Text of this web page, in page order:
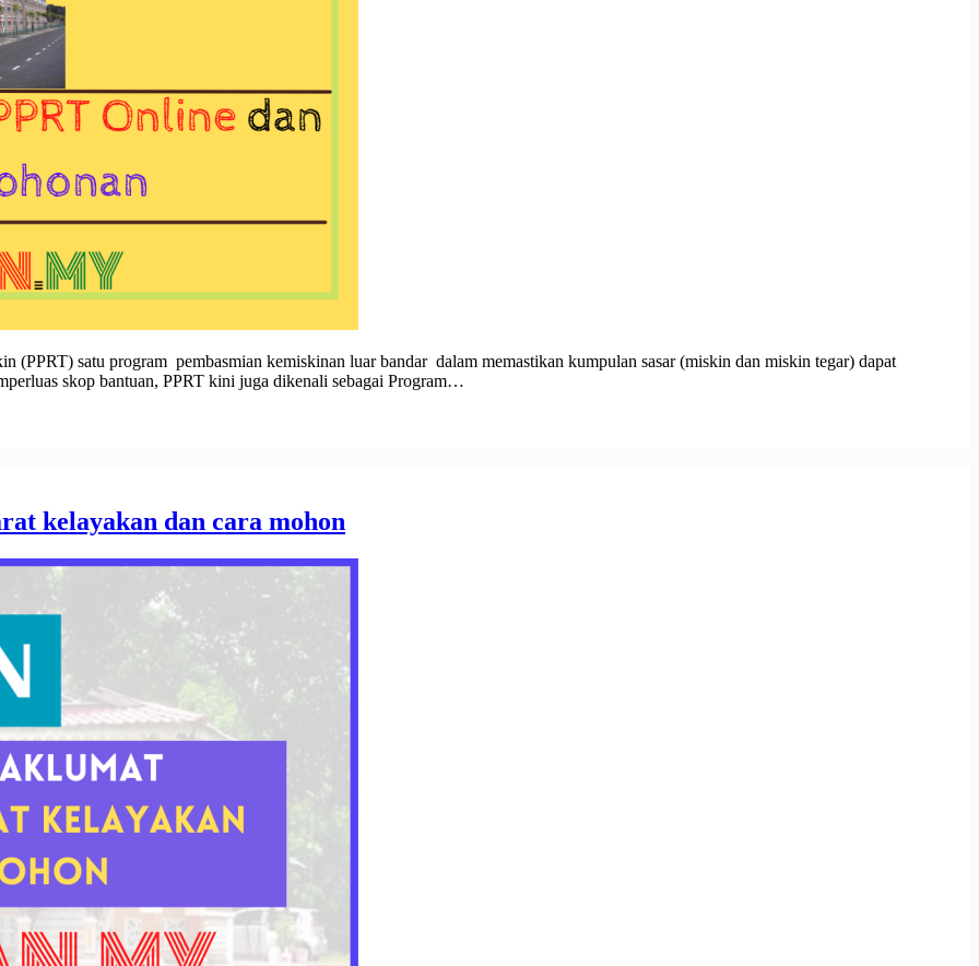
(PPRT) satu program pembasmian kemiskinan luar bandar dalam memastikan kumpulan sasar (miskin dan miskin tegar) dapat
skop bantuan, PPRT kini juga dikenali sebagai Program…
kelayakan dan cara mohon